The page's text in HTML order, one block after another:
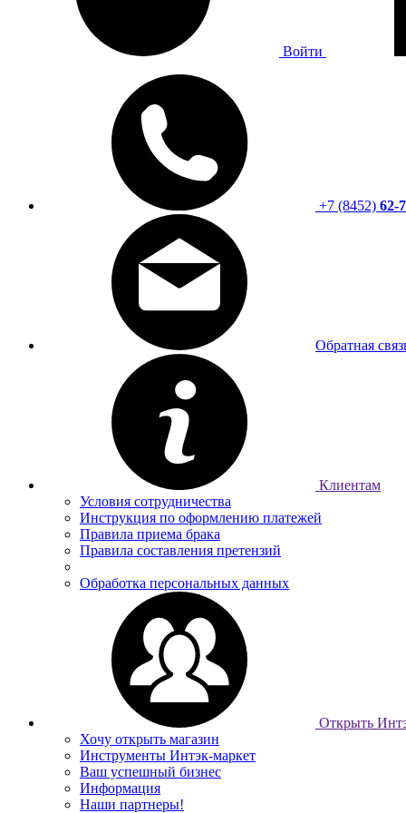
Войти
+7 (8452) 62-
Обратная
Клиентам
Условия сотрудничества
Инструкция по оформлению платежей
Правила приема брака
Правила составления претензий
Обработка персональных данных
Открыть
Хочу открыть магазин
Инструменты Интэк-маркет
Ваш успешный бизнес
Информация
Наши партнеры!